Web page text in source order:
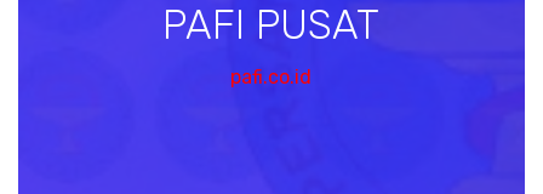
PAFI PUSAT
pafi.co.id